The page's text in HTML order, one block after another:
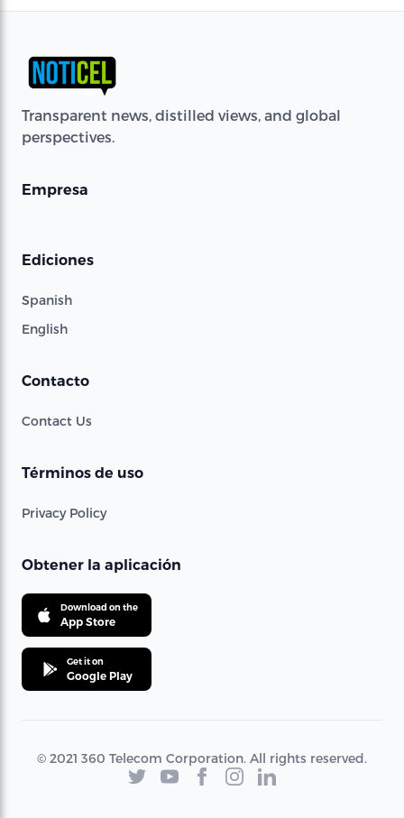
Transparent news, distilled views, and global
perspectives.
Empresa
Ediciones
Spanish
English
Contacto
Contact Us
Términos de uso
Privacy Policy
Obtener la aplicación
Download on the
App Store
Get it on
Google Play
© 2021 360 Telecom Corporation. All rights reserved.